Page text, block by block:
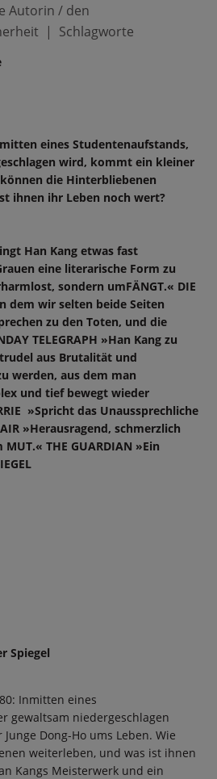
Autorin / den
Schlagworte
eines Studentenaufstands,
wird, kommt ein kleiner
die Hinterbliebenen
ihnen ihr Leben noch wert?
Han Kang etwas fast
eine literarische Form zu
sondern umFÄNGT.« DIE
dem wir selten beide Seiten
zu den Toten, und die
TELEGRAPH »Han Kang zu
aus Brutalität und
werden, aus dem man
und tief bewegt wieder
»Spricht das Unaussprechliche
»Herausragend, schmerzlich
THE GUARDIAN »Ein
Spiegel
Inmitten eines
gewaltsam niedergeschlagen
Dong-Ho ums Leben. Wie
weiterleben, und was ist ihnen
Kangs Meisterwerk und ein